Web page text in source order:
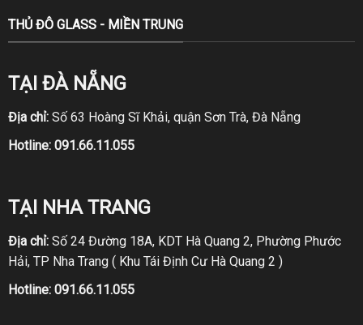
THỦ ĐÔ GLASS - MIỀN TRUNG
TẠI ĐÀ NẴNG
Địa chỉ:Số 63 Hoàng Sĩ Khải, quận Sơn Trà, Đà Nẵng
Hotline: 091.66.11.055
TẠI NHA TRANG
Địa chỉ:Số 24 Đường 18A, KDT Hà Quang 2, Phường Phước
Hải, TP Nha Trang ( Khu Tái Định Cư Hà Quang 2 )
Hotline: 091.66.11.055